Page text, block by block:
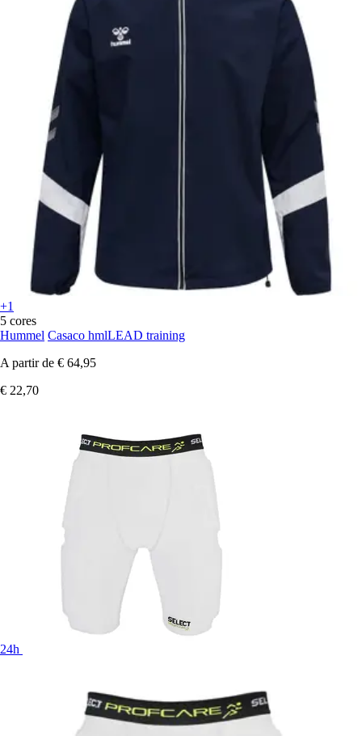
+1
5 cores
Hummel Casaco hmlLEAD training
A partir de € 64,95
€ 22,70
24h